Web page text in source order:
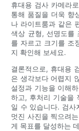
휴대용 검사 카메라
통해 품질을 더욱 향
나 라이트룸과 같은
색상 균형, 선명도를
를 자르고 크기를 조
지 확인해 보세요.
결론적으로, 휴대용
은 생각보다 어렵지
설정과 기능을 이해
하고, 후처리 기술을
일 수 있습니다. 검사
멋진 사진을 찍으려
게 목표를 달성하는